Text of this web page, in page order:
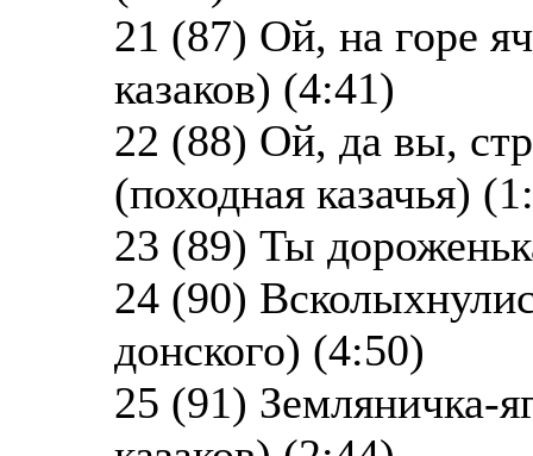
21 (87) Ой, на горе
казаков) (4:41)
22 (88) Ой, да вы,
(походная казачья)
23 (89) Ты
24 (90)
донского) (4:50)
25 (91) Земляничка-